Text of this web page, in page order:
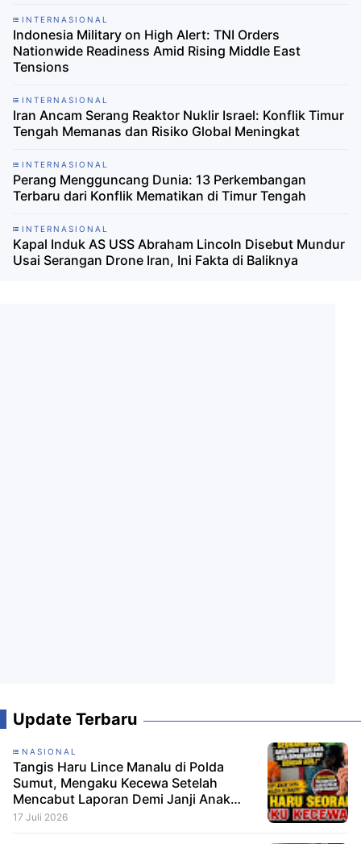
INTERNASIONAL
Indonesia Military on High Alert: TNI Orders
Nationwide Readiness Amid Rising Middle East
Tensions
INTERNASIONAL
Iran Ancam Serang Reaktor Nuklir Israel: Konflik Timur
Tengah Memanas dan Risiko Global Meningkat
INTERNASIONAL
Perang Mengguncang Dunia: 13 Perkembangan
Terbaru dari Konflik Mematikan di Timur Tengah
INTERNASIONAL
Kapal Induk AS USS Abraham Lincoln Disebut Mundur
Usai Serangan Drone Iran, Ini Fakta di Baliknya
Update Terbaru
NASIONAL
Tangis Haru Lince Manalu di Polda
Sumut, Mengaku Kecewa Setelah
Mencabut Laporan Demi Janji Anak
Dibebaskan
17 Juli 2026